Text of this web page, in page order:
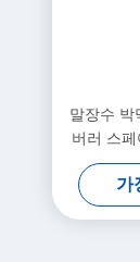
말장수 박
버러 스페
관 절
가